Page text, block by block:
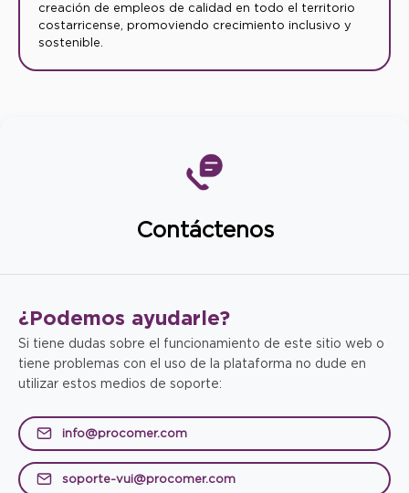
creación de empleos de calidad en todo el territorio
costarricense, promoviendo crecimiento inclusivo y
sostenible.
Contáctenos
¿Podemos ayudarle?
Si tiene dudas sobre el funcionamiento de este sitio web o
tiene problemas con el uso de la plataforma no dude en
utilizar estos medios de soporte:
info@procomer.com
soporte-vui@procomer.com